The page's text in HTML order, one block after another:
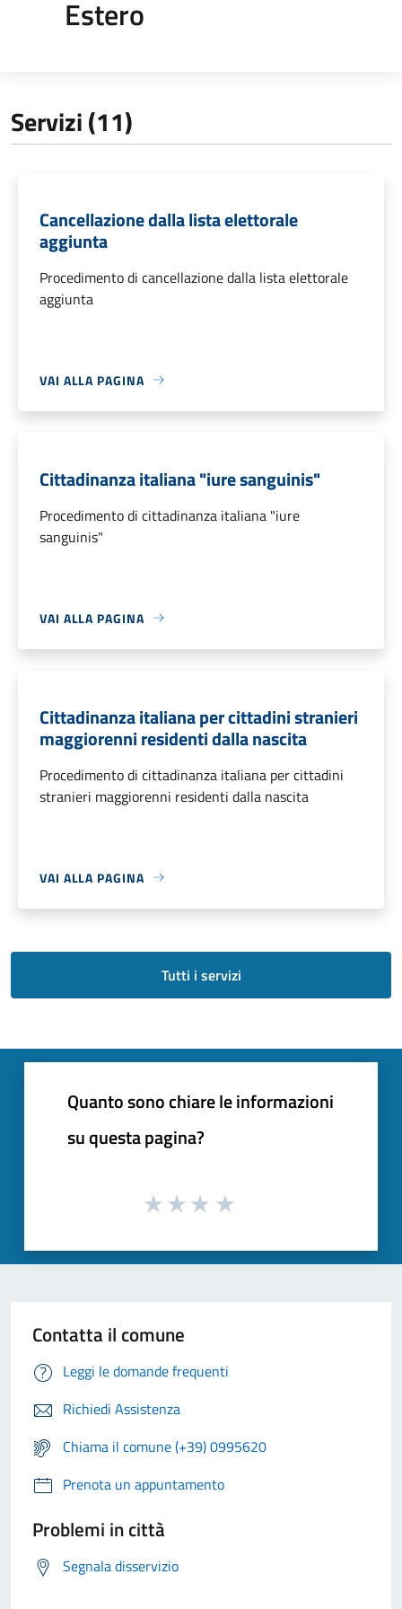
Estero
Servizi (11)
Cancellazione dalla lista elettorale
aggiunta
Procedimento di cancellazione dalla lista elettorale
aggiunta
VAI ALLA PAGINA
Cittadinanza italiana "iure sanguinis"
Procedimento di cittadinanza italiana "iure
sanguinis"
VAI ALLA PAGINA
Cittadinanza italiana per cittadini stranieri
maggiorenni residenti dalla nascita
Procedimento di cittadinanza italiana per cittadini
stranieri maggiorenni residenti dalla nascita
VAI ALLA PAGINA
Tutti i servizi
Quanto sono chiare le informazioni
su questa pagina?
Contatta il comune
Leggi le domande frequenti
Richiedi Assistenza
Chiama il comune (+39) 0995620
Prenota un appuntamento
Problemi in città
Segnala disservizio